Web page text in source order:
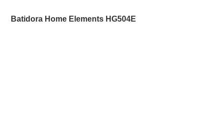
Batidora Home Elements HG504E